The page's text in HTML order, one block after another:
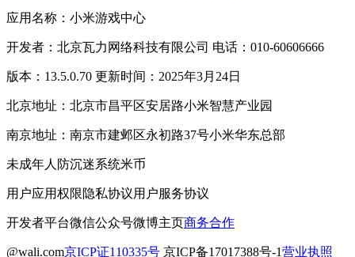
应用名称：小米游戏中心
开发者：北京瓦力网络科技有限公司 电话：010-60606666
版本：13.5.0.70 更新时间：2025年3月24日
北京地址：北京市昌平区安居路小米智慧产业园
南京地址：南京市建邺区永初路37号小米华东总部
未成年人防沉迷系统米币
用户应用权限隐私协议用户服务协议
开发者平台微信公众号微博主页商务合作
@wali.com京ICP证110335号 京ICP备17017388号-1营业执照